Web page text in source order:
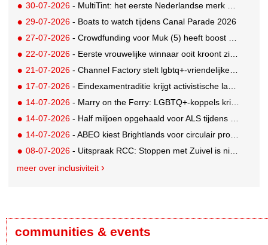
30-07-2026 - MultiTint: het eerste Nederlandse merk voor inclusieve wond- en sportverzorging
29-07-2026 - Boats to watch tijdens Canal Parade 2026
27-07-2026 - Crowdfunding voor Muk (5) heeft boost gekregen door BN'ers
22-07-2026 - Eerste vrouwelijke winnaar ooit kroont zich tot beste grunter van Nederland
21-07-2026 - Channel Factory stelt lgbtq+-vriendelijke inclusion list beschikbaar
17-07-2026 - Eindexamentraditie krijgt activistische lading tegen menstruatiearmoede
14-07-2026 - Marry on the Ferry: LGBTQ+-koppels krijgen de kans om hun huwelijksgeloften te hernieuwen op een wel heel bijzondere locatie
14-07-2026 - Half miljoen opgehaald voor ALS tijdens eerste Rotterdamse TriALSon
14-07-2026 - ABEO kiest Brightlands voor circulair productontwerp in de sportsector
08-07-2026 - Uitspraak RCC: Stoppen met Zuivel is niet misleidend
meer over inclusiviteit
communities & events